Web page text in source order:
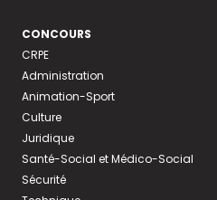
CONCOURS
CRPE
Administration
Animation-Sport
Culture
Juridique
Santé-Social et Médico-Social
Sécurité